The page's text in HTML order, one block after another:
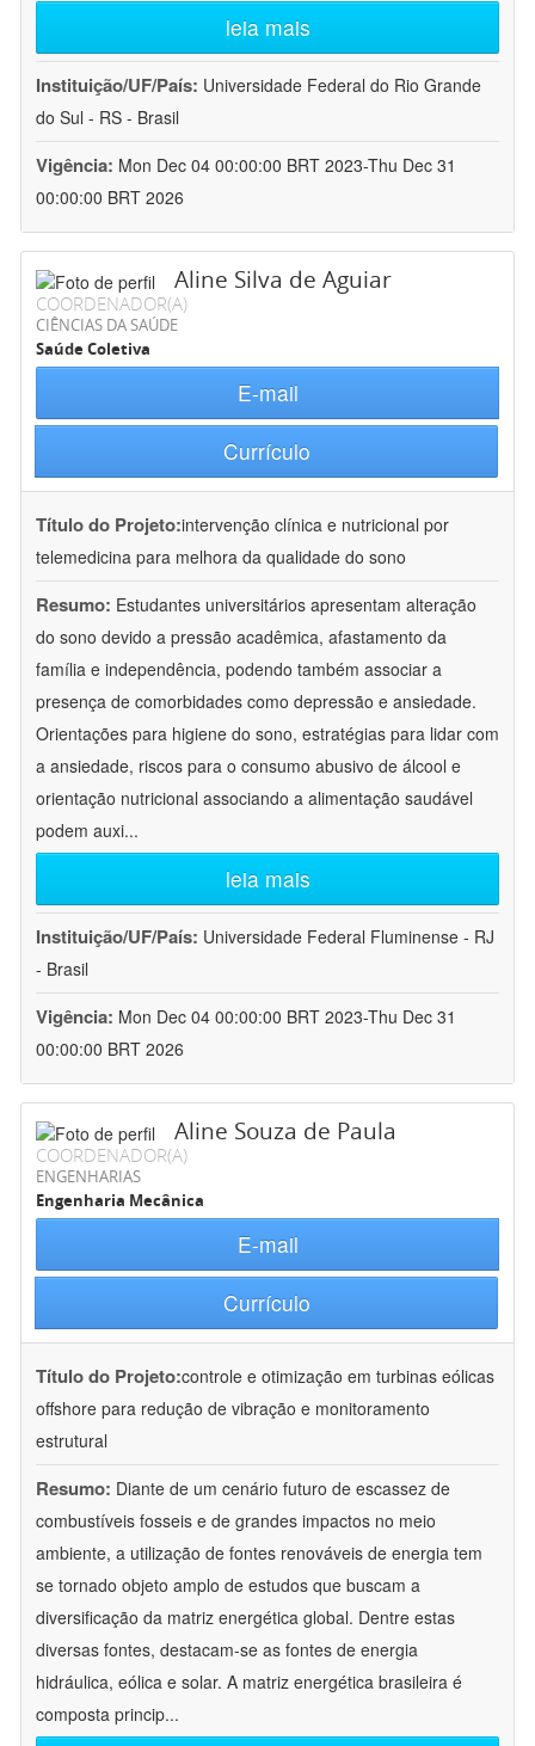
leia mais
Instituição/UF/País: Universidade Federal do Rio Grande
do Sul - RS - Brasil
Vigência: Mon Dec 04 00:00:00 BRT 2023-Thu Dec 31
00:00:00 BRT 2026
Aline Silva de Aguiar
COORDENADOR(A)
CIÊNCIAS DA SAÚDE
Saúde Coletiva
E-mail
Currículo
Título do Projeto:intervenção clínica e nutricional por
telemedicina para melhora da qualidade do sono
Resumo: Estudantes universitários apresentam alteração
do sono devido a pressão acadêmica, afastamento da
família e independência, podendo também associar a
presença de comorbidades como depressão e ansiedade.
Orientações para higiene do sono, estratégias para lidar com
a ansiedade, riscos para o consumo abusivo de álcool e
orientação nutricional associando a alimentação saudável
podem auxi...
leia mais
Instituição/UF/País: Universidade Federal Fluminense - RJ
- Brasil
Vigência: Mon Dec 04 00:00:00 BRT 2023-Thu Dec 31
00:00:00 BRT 2026
Aline Souza de Paula
COORDENADOR(A)
ENGENHARIAS
Engenharia Mecânica
E-mail
Currículo
Título do Projeto:controle e otimização em turbinas eólicas
offshore para redução de vibração e monitoramento
estrutural
Resumo: Diante de um cenário futuro de escassez de
combustíveis fosseis e de grandes impactos no meio
ambiente, a utilização de fontes renováveis de energia tem
se tornado objeto amplo de estudos que buscam a
diversificação da matriz energética global. Dentre estas
diversas fontes, destacam-se as fontes de energia
hidráulica, eólica e solar. A matriz energética brasileira é
composta princip...